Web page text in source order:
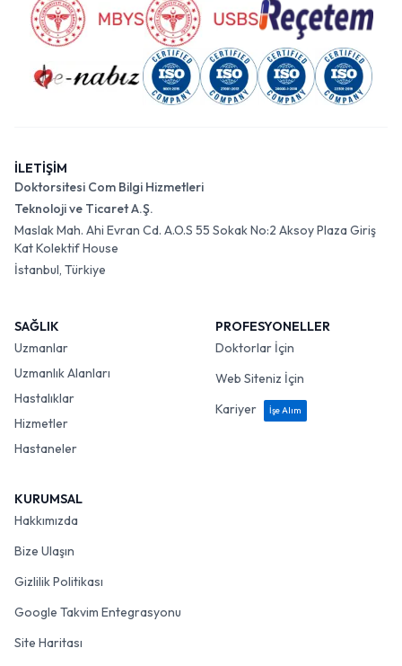
İLETİŞİM
Doktorsitesi Com Bilgi Hizmetleri
Teknoloji ve Ticaret A.Ş.
Maslak Mah. Ahi Evran Cd. A.O.S 55 Sokak No:2 Aksoy Plaza Giriş
Kat Kolektif House
İstanbul, Türkiye
SAĞLIK
Uzmanlar
Uzmanlık Alanları
Hastalıklar
Hizmetler
Hastaneler
PROFESYONELLER
Doktorlar İçin
Web Siteniz İçin
Kariyer
İşe Alım
KURUMSAL
Hakkımızda
Bize Ulaşın
Gizlilik Politikası
Google Takvim Entegrasyonu
Site Haritası